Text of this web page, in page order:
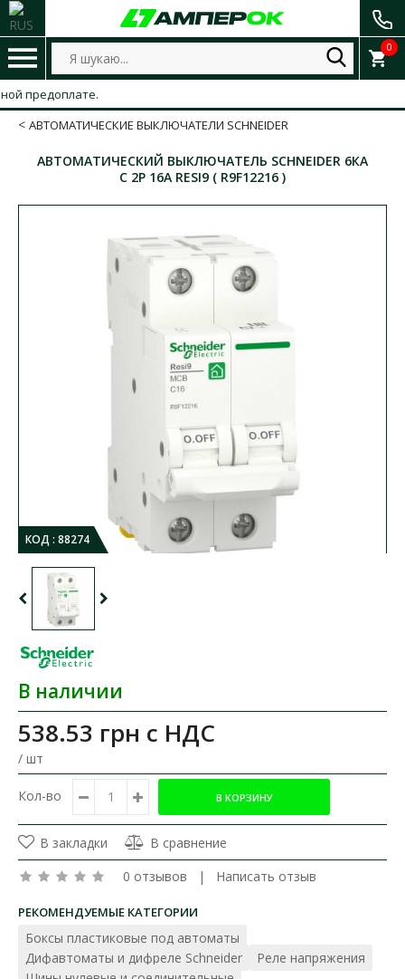
0
предоплате.
АВТОМАТИЧЕСКИЕ ВЫКЛЮЧАТЕЛИ SCHNEIDER
АВТОМАТИЧЕСКИЙ ВЫКЛЮЧАТЕЛЬ SCHNEIDER 6КА
C 2P 16А RESI9 ( R9F12216 )
КОД : 88274
В наличии
538.53 грн с НДС
/ шт
Кол-во
В закладки
В сравнение
0 отзывов | Написать отзыв
РЕКОМЕНДУЕМЫЕ КАТЕГОРИИ
Боксы пластиковые под автоматы
Дифавтоматы и дифреле Schneider
Реле напряжения